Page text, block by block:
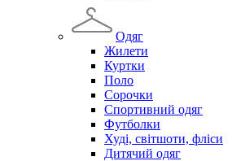
Одяг
Жилети
Куртки
Поло
Сорочки
Спортивний одяг
Футболки
Худі, світшоти, фліси
Дитячий одяг